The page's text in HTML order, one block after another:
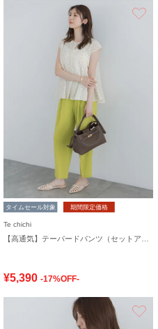
タイムセール対象 期間限定価格
Te chichi
¥5,390 -17%OFF-